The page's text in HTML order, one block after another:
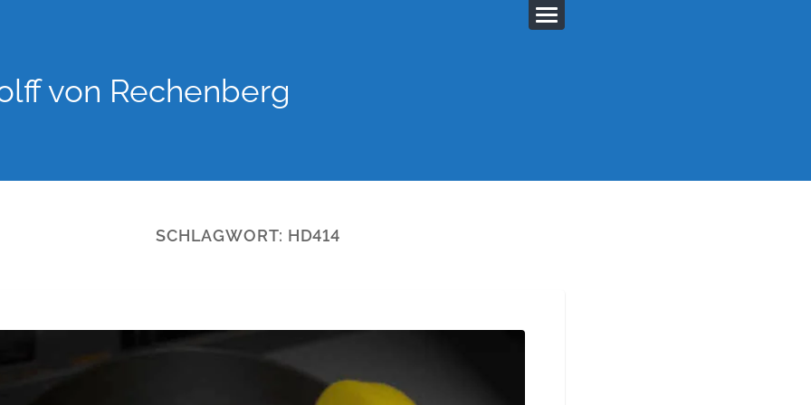
von Rechenberg
SCHLAGWORT: HD414